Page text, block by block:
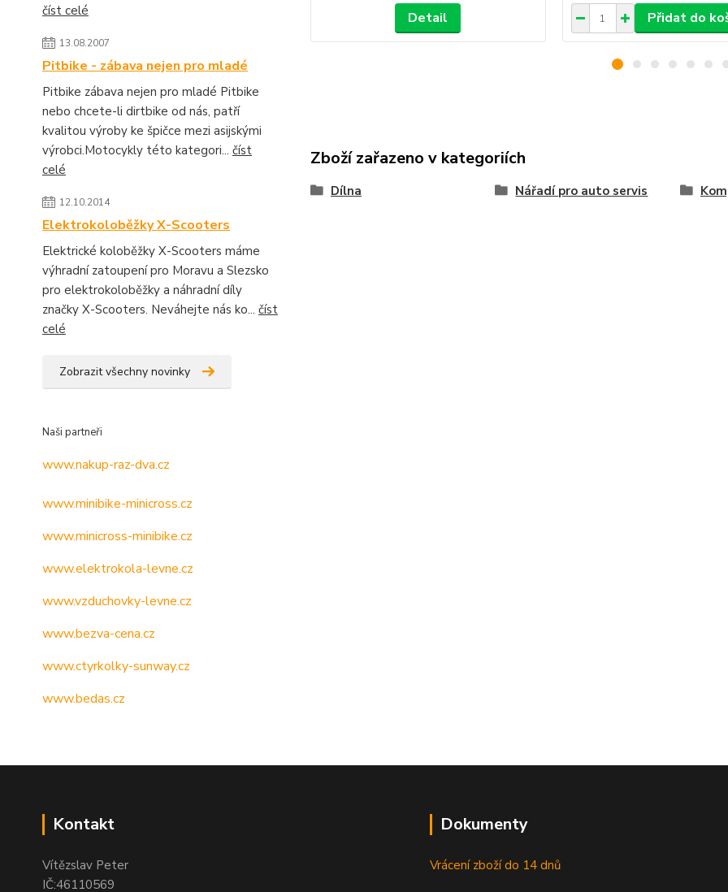
číst celé
13.08.2007
Pitbike - zábava nejen pro mladé
Pitbike zábava nejen pro mladé Pitbike
nebo chcete-li dirtbike od nás, patří
kvalitou výroby ke špičce mezi asijskými
výrobci.Motocykly této kategori... číst
celé
12.10.2014
Elektrokoloběžky X-Scooters
Elektrické koloběžky X-Scooters máme
výhradní zatoupení pro Moravu a Slezsko
pro elektrokoloběžky a náhradní díly
značky X-Scooters. Neváhejte nás ko... číst
celé
Zobrazit všechny novinky
Naši partneři
www.nakup-raz-dva.cz
www.minibike-minicross.cz
www.minicross-minibike.cz
www.elektrokola-levne.cz
www.vzduchovky-levne.cz
www.bezva-cena.cz
www.ctyrkolky-sunway.cz
www.bedas.cz
Detail Přidat do
Zboží zařazeno v kategoriích
Dílna Nářadí pro auto servis
Kontakt
Vítězslav Peter
IČ:46110569
Dokumenty
Vrácení zboží do 14 dnů